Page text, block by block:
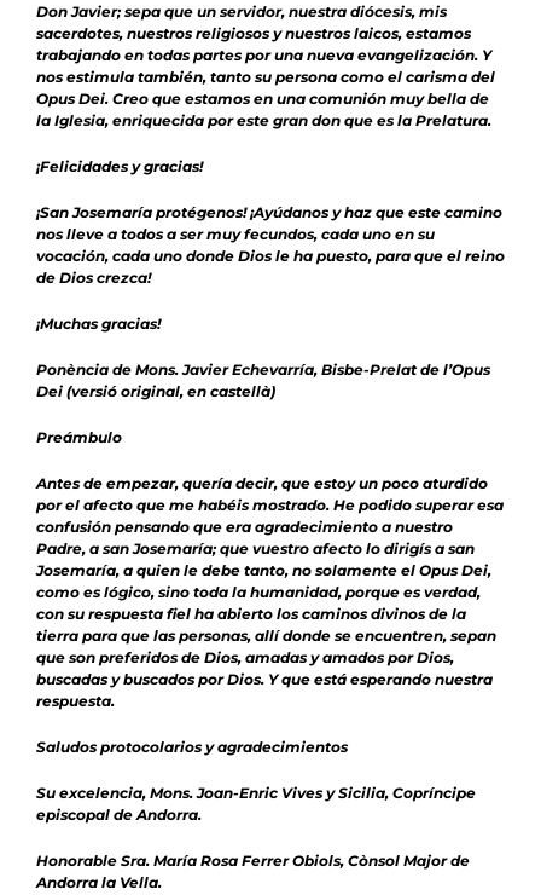
Don Javier; sepa que un servidor, nuestra diócesis, mis
sacerdotes, nuestros religiosos y nuestros laicos, estamos
trabajando en todas partes por una nueva evangelización. Y
nos estimula también, tanto su persona como el carisma del
Opus Dei. Creo que estamos en una comunión muy bella de
la Iglesia, enriquecida por este gran don que es la Prelatura.
¡Felicidades y gracias!
¡San Josemaría protégenos! ¡Ayúdanos y haz que este camino
nos lleve a todos a ser muy fecundos, cada uno en su
vocación, cada uno donde Dios le ha puesto, para que el reino
de Dios crezca!
¡Muchas gracias!
Ponència de Mons. Javier Echevarría, Bisbe-Prelat de l’Opus
Dei (versió original, en castellà)
Preámbulo
Antes de empezar, quería decir, que estoy un poco aturdido
por el afecto que me habéis mostrado. He podido superar esa
confusión pensando que era agradecimiento a nuestro
Padre, a san Josemaría; que vuestro afecto lo dirigís a san
Josemaría, a quien le debe tanto, no solamente el Opus Dei,
como es lógico, sino toda la humanidad, porque es verdad,
con su respuesta fiel ha abierto los caminos divinos de la
tierra para que las personas, allí donde se encuentren, sepan
que son preferidos de Dios, amadas y amados por Dios,
buscadas y buscados por Dios. Y que está esperando nuestra
respuesta.
Saludos protocolarios y agradecimientos
Su excelencia, Mons. Joan-Enric Vives y Sicilia, Copríncipe
episcopal de Andorra.
Honorable Sra. María Rosa Ferrer Obiols, Cònsol Major de
Andorra la Vella.